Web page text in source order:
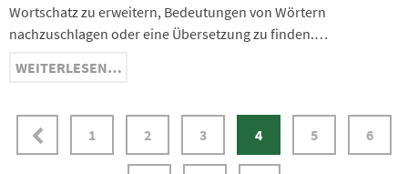
Wortschatz zu erweitern, Bedeutungen von Wörtern
nachzuschlagen oder eine Übersetzung zu finden.…
WEITERLESEN…
1 2 3 4 5 6